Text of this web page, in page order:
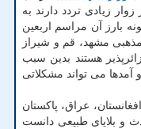
افزود: بین این 4 کشور زوار زیادی تردد دارند به
بارز آن مراسم اربعین
مشهد، قم و شیراز
هستند بدین سبب
می تواند مشکلاتی
عراق، پاکستان
و بلایای طبیعی دانست